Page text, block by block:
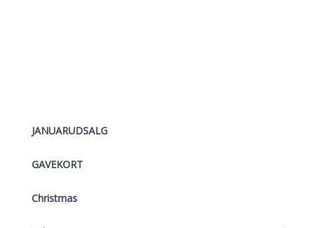
JANUARUDSALG
GAVEKORT
Christmas